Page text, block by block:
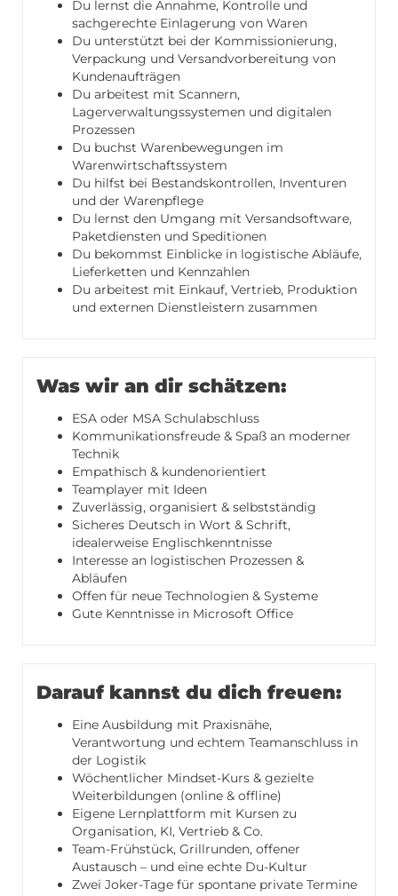
Du lernst die Annahme, Kontrolle und
sachgerechte Einlagerung von Waren
Du unterstützt bei der Kommissionierung,
Verpackung und Versandvorbereitung von
Kundenaufträgen
Du arbeitest mit Scannern,
Lagerverwaltungssystemen und digitalen
Prozessen
Du buchst Warenbewegungen im
Warenwirtschaftssystem
Du hilfst bei Bestandskontrollen, Inventuren
und der Warenpflege
Du lernst den Umgang mit Versandsoftware,
Paketdiensten und Speditionen
Du bekommst Einblicke in logistische Abläufe,
Lieferketten und Kennzahlen
Du arbeitest mit Einkauf, Vertrieb, Produktion
und externen Dienstleistern zusammen
Was wir an dir schätzen:
ESA oder MSA Schulabschluss
Kommunikationsfreude & Spaß an moderner
Technik
Empathisch & kundenorientiert
Teamplayer mit Ideen
Zuverlässig, organisiert & selbstständig
Sicheres Deutsch in Wort & Schrift,
idealerweise Englischkenntnisse
Interesse an logistischen Prozessen &
Abläufen
Offen für neue Technologien & Systeme
Gute Kenntnisse in Microsoft Office
Darauf kannst du dich freuen:
Eine Ausbildung mit Praxisnähe,
Verantwortung und echtem Teamanschluss in
der Logistik
Wöchentlicher Mindset-Kurs & gezielte
Weiterbildungen (online & offline)
Eigene Lernplattform mit Kursen zu
Organisation, KI, Vertrieb & Co.
Team-Frühstück, Grillrunden, offener
Austausch – und eine echte Du-Kultur
Zwei Joker-Tage für spontane private Termine